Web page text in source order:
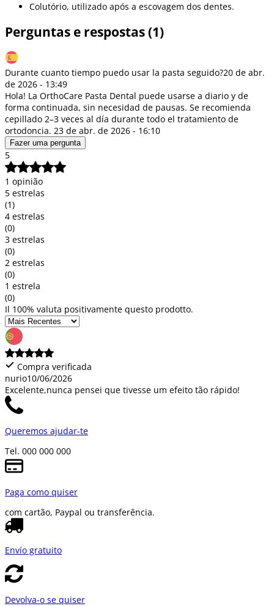
Colutório, utilizado após a escovagem dos dentes.
Perguntas e respostas (1)
Durante cuanto tiempo puedo usar la pasta seguido?20 de abr.
de 2026 - 13:49
Hola! La OrthoCare Pasta Dental puede usarse a diario y de
forma continuada, sin necesidad de pausas. Se recomienda
cepillado 2–3 veces al día durante todo el tratamiento de
ortodoncia. 23 de abr. de 2026 - 16:10
Fazer uma pergunta
5
1 opinião
5 estrelas
(1)
4 estrelas
(0)
3 estrelas
(0)
2 estrelas
(0)
1 estrela
(0)
Il 100% valuta positivamente questo prodotto.
Compra verificada
nurio10/06/2026
Excelente,nunca pensei que tivesse um efeito tão rápido!
Queremos ajudar-te
Tel. 000 000 000
Paga como quiser
com cartão, Paypal ou transferência.
Envío gratuito
Devolva-o se quiser